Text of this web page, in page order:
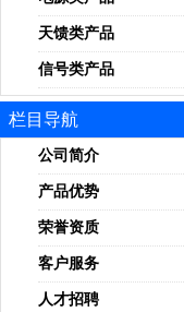
天馈类产品
信号类产品
栏目导航
公司简介
产品优势
荣誉资质
客户服务
人才招聘